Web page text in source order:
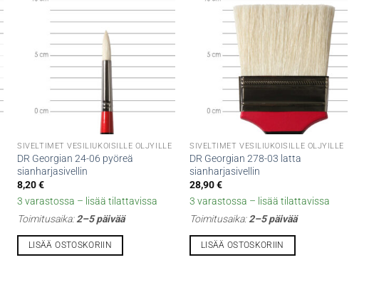
SIVELTIMET VESILIUKOISILLE ÖLJYILLE
DR Georgian 24-06 pyöreä
sianharjasivellin
8,20€
3 varastossa – lisää tilattavissa
Toimitusaika:2–5 päivää
LISÄÄ OSTOSKORIIN
SIVELTIMET VESILIUKOISILLE ÖLJYILLE
DR Georgian 278-03 latta
sianharjasivellin
28,90€
3 varastossa – lisää tilattavissa
Toimitusaika:2–5 päivää
LISÄÄ OSTOSKORIIN